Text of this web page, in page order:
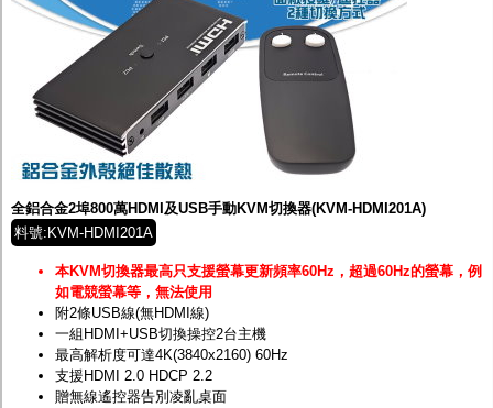
全鋁合金2埠800萬HDMI及USB手動KVM切換器(KVM-HDMI201A)
料號:KVM-HDMI201A
本KVM切換器最高只支援螢幕更新頻率60Hz，超過60Hz的螢幕，例
如電競螢幕等，無法使用
附2條USB線(無HDMI線)
一組HDMI+USB切換操控2台主機
最高解析度可達4K(3840x2160) 60Hz
支援HDMI 2.0 HDCP 2.2
贈無線遙控器告別凌亂桌面